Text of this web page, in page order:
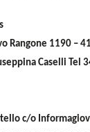
Rangone 1190 –
Caselli Tel
c/o